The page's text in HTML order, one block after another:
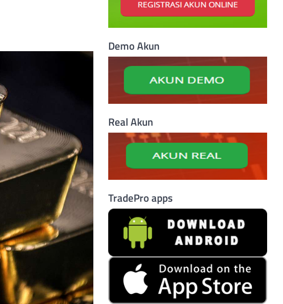
Demo Akun
Real Akun
TradePro apps